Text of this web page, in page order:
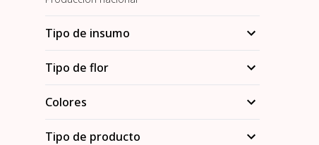
Tipo de insumo
Tipo de flor
Colores
Tipo de producto